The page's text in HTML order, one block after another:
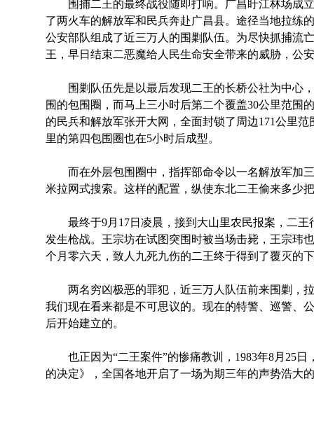
围捕二王的最终战役随即打响。广昌盱江林场成立
了两火车的解放军和民兵奔赴广昌县。途径当地拉练
公安部队组成了近三万人的围剿队伍。为尽快抓捕流
王，早日结束二恶魔给人民生命安全带来的威胁，公
围剿队伍先是以最后发现二王的长桥公社为中心，
围的包围圈，而马上三小时后第二个覆盖30公里范围
的民兵和解放军张开大网，全面封锁了周边171公里
里的第四包围圈也在5小时后成型。
而在外层包围圈中，指挥部命令以一名解放军加三
米拉网式搜索。这样的配置，纵使东北二王偷来多少
最终于9月17日凌晨，接到大山里农民报案，二王
发生枪战。王宗坊在试图突围时被当场击毙，王宗玮
个月零六天，致人九死九伤的二王终于得到了覆灭的
两名穷凶极恶的罪犯，近三万人队伍前来围剿，拉
我们现在看来都是不可思议的。现在的特警、巡警、
后开始建立的。
也正因为“二王案件”的惨痛教训，1983年8月25日
的决定》，全国各地开启了一场为期三年的声势浩大